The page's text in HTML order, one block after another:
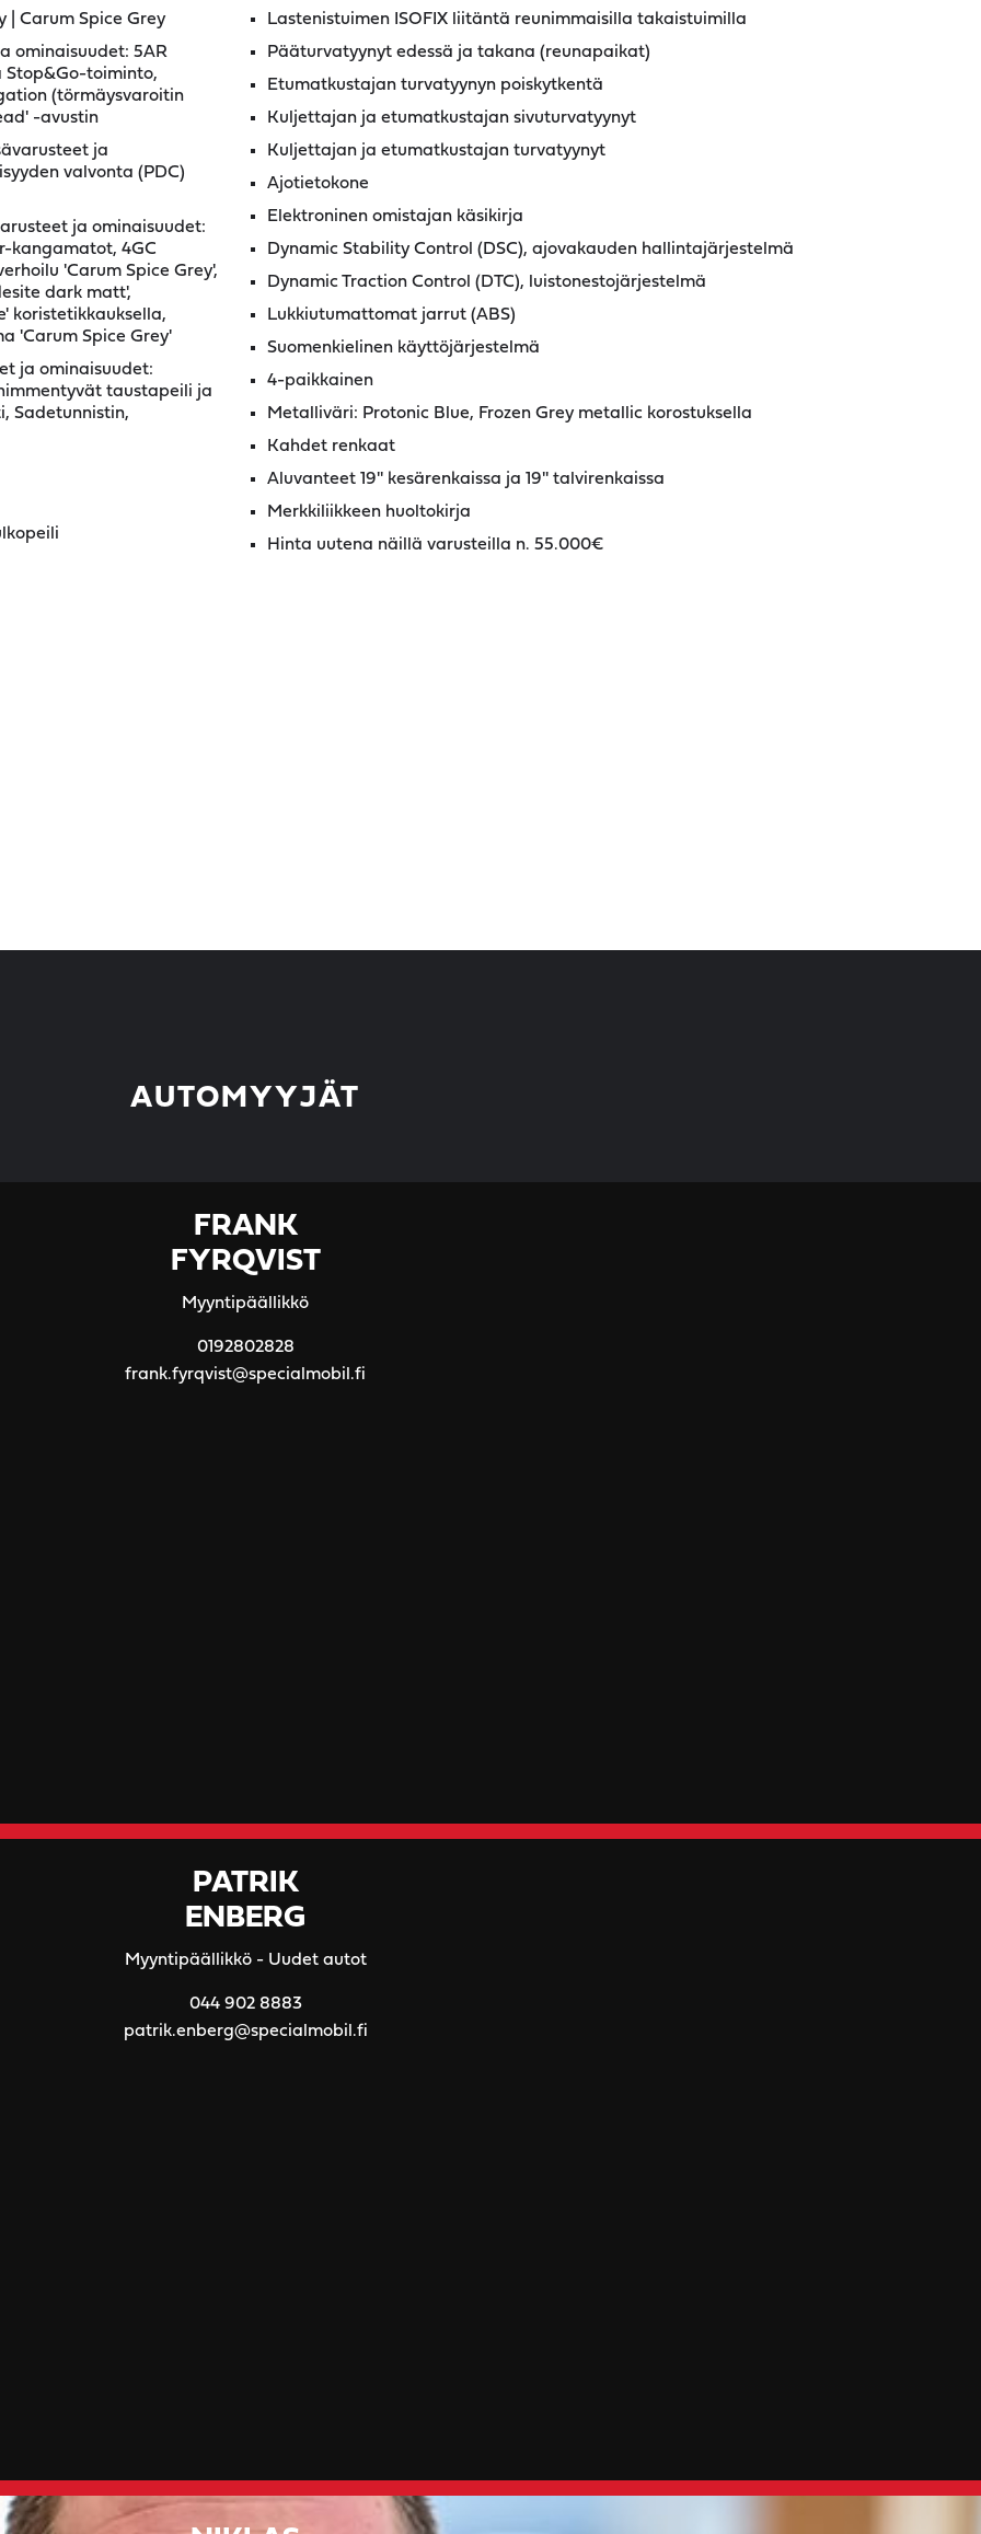
| Carum Spice Grey
ominaisuudet: 5AR
Stop&Go-toiminto,
(törmäysvaroitin
-avustin
ja
valvonta (PDC)
ja ominaisuudet:
kangamatot, 4GC
'Carum Spice Grey',
dark matt',
koristetikkauksella,
'Carum Spice Grey'
ja ominaisuudet:
taustapeili ja
Sadetunnistin,
Lastenistuimen ISOFIX liitäntä reunimmaisilla takaistuimilla
Pääturvatyynyt edessä ja takana (reunapaikat)
Etumatkustajan turvatyynyn poiskytkentä
Kuljettajan ja etumatkustajan sivuturvatyynyt
Kuljettajan ja etumatkustajan turvatyynyt
Ajotietokone
Elektroninen omistajan käsikirja
Dynamic Stability Control (DSC), ajovakauden hallintajärjestelmä
Dynamic Traction Control (DTC), luistonestojärjestelmä
Lukkiutumattomat jarrut (ABS)
Suomenkielinen käyttöjärjestelmä
4-paikkainen
Metalliväri: Protonic Blue, Frozen Grey metallic korostuksella
Kahdet renkaat
Aluvanteet 19'' kesärenkaissa ja 19'' talvirenkaissa
Merkkiliikkeen huoltokirja
Hinta uutena näillä varusteilla n. 55.000€
AUTOMYYJÄT
FRANK
FYRQVIST
Myyntipäällikkö
0192802828
frank.fyrqvist@specialmobil.fi
PATRIK
ENBERG
Myyntipäällikkö - Uudet autot
044 902 8883
patrik.enberg@specialmobil.fi